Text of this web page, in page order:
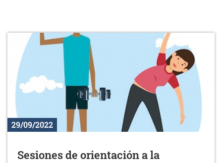
29/09/2022
Sesiones de orientación a la